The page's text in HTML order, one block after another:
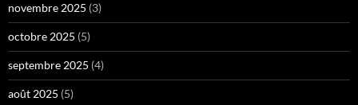
novembre 2025 (3)
octobre 2025 (5)
septembre 2025 (4)
août 2025 (5)